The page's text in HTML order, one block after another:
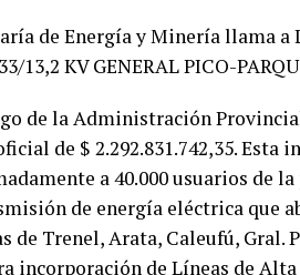
de Energía y Minería llama a
13,2 KV GENERAL PICO-
de la Administración
de $ 2.292.831.742,35. Esta
a 40.000 usuarios de
de energía eléctrica que
de Trenel, Arata, Caleufú, Gral.
incorporación de Líneas de Alta